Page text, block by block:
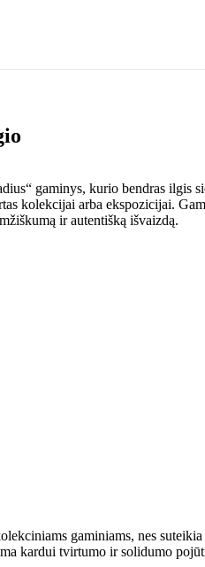
gaminys, kurio bendras ilgis
kolekcijai arba ekspozicijai.
ir autentišką išvaizdą.
gaminiams, nes
kardui tvirtumo ir solidumo